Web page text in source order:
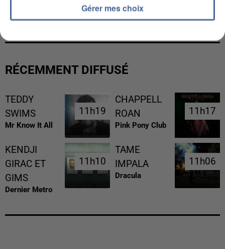
LES DONNÉES DE 300 000 CLIENTS DÉROBÉES À
INTERMARCHÉ APRÈS UNE...
RÉCEMMENT DIFFUSÉ
TEDDY
SWIMS
Mr Know It All
11h19
11h19
CHAPPELL
ROAN
Pink Pony Club
11h17
11h17
KENDJI
GIRAC ET
GIMS
Dernier Metro
11h10
11h10
TAME
IMPALA
Dracula
11h06
11h06
Gérer mes choix